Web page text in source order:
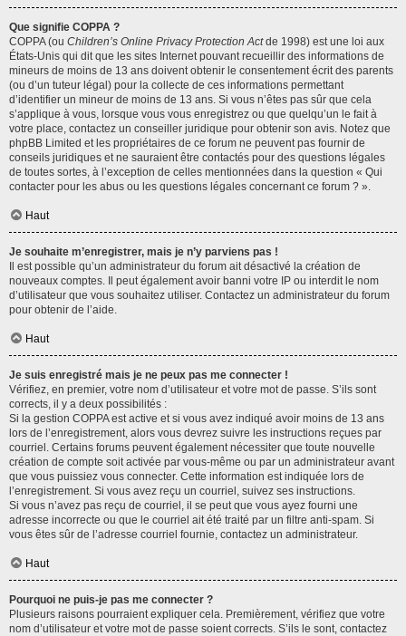
Que signifie COPPA ?
COPPA (ou Children’s Online Privacy Protection Actde 1998) est une loi aux
États-Unis qui dit que les sites Internet pouvant recueillir des informations de
mineurs de moins de 13 ans doivent obtenir le consentement écrit des parents
(ou d’un tuteur légal) pour la collecte de ces informations permettant
d’identifier un mineur de moins de 13 ans. Si vous n’êtes pas sûr que cela
s’applique à vous, lorsque vous vous enregistrez ou que quelqu’un le fait à
votre place, contactez un conseiller juridique pour obtenir son avis. Notez que
phpBB Limited et les propriétaires de ce forum ne peuvent pas fournir de
conseils juridiques et ne sauraient être contactés pour des questions légales
de toutes sortes, à l’exception de celles mentionnées dans la question « Qui
contacter pour les abus ou les questions légales concernant ce forum ? ».
Haut
Je souhaite m’enregistrer, mais je n’y parviens pas !
Il est possible qu’un administrateur du forum ait désactivé la création de
nouveaux comptes. Il peut également avoir banni votre IP ou interdit le nom
d’utilisateur que vous souhaitez utiliser. Contactez un administrateur du forum
pour obtenir de l’aide.
Haut
Je suis enregistré mais je ne peux pas me connecter !
Vérifiez, en premier, votre nom d’utilisateur et votre mot de passe. S’ils sont
corrects, il y a deux possibilités :
Si la gestion COPPA est active et si vous avez indiqué avoir moins de 13 ans
lors de l’enregistrement, alors vous devrez suivre les instructions reçues par
courriel. Certains forums peuvent également nécessiter que toute nouvelle
création de compte soit activée par vous-même ou par un administrateur avant
que vous puissiez vous connecter. Cette information est indiquée lors de
l’enregistrement. Si vous avez reçu un courriel, suivez ses instructions.
Si vous n’avez pas reçu de courriel, il se peut que vous ayez fourni une
adresse incorrecte ou que le courriel ait été traité par un filtre anti-spam. Si
vous êtes sûr de l’adresse courriel fournie, contactez un administrateur.
Haut
Pourquoi ne puis-je pas me connecter ?
Plusieurs raisons pourraient expliquer cela. Premièrement, vérifiez que votre
nom d’utilisateur et votre mot de passe soient corrects. S’ils le sont, contactez